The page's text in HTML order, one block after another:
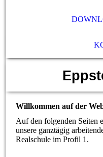
Willkommen auf der
Auf den folgenden Seiten
unsere ganztägig
Realschule im Profil 1.